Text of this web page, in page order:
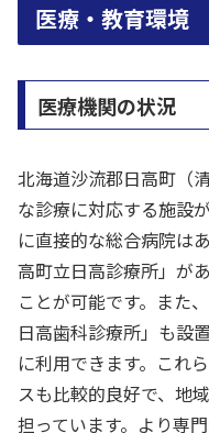
医療・教育環境
医療機関の状況
北海道沙流郡日高町（
な診療に対応する施設
に直接的な総合病院は
高町立日高診療所」が
ことが可能です。また
日高歯科診療所」も設
に利用できます。これ
スも比較的良好で、地
担っています。より専